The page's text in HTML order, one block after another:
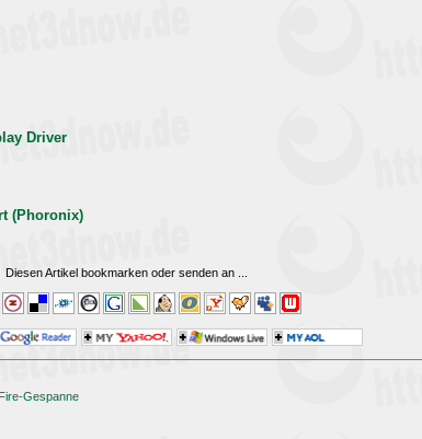
Driver
(Phoronix)
Diesen Artikel bookmarken oder senden an
Gespanne